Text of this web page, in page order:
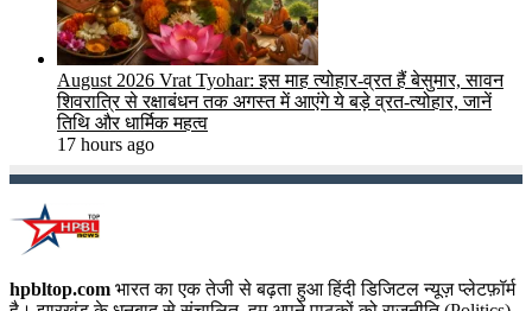
August 2026 Vrat Tyohar: इस माह त्योहार-व्रत हैं बेसुमार, सावन
शिवरात्रि से रक्षाबंधन तक अगस्त में आएंगे ये बड़े व्रत-त्योहार, जानें
तिथि और धार्मिक महत्व
17 hours ago
hpbltop.com भारत का एक तेजी से बढ़ता हुआ हिंदी डिजिटल न्यूज़ प्लेटफ़ॉर्म